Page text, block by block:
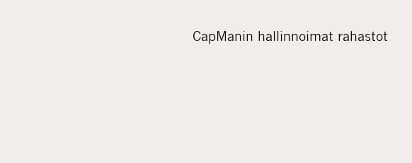
CapManin hallinnoimat rahastot